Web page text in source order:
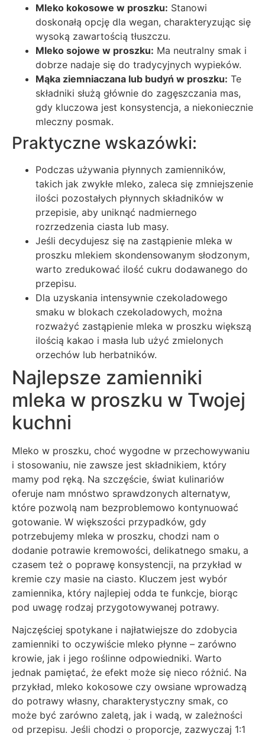
Mleko kokosowe w proszku: Stanowi
doskonałą opcję dla wegan, charakteryzując się
wysoką zawartością tłuszczu.
Mleko sojowe w proszku: Ma neutralny smak i
dobrze nadaje się do tradycyjnych wypieków.
Mąka ziemniaczana lub budyń w proszku: Te
składniki służą głównie do zagęszczania mas,
gdy kluczowa jest konsystencja, a niekoniecznie
mleczny posmak.
Praktyczne wskazówki:
Podczas używania płynnych zamienników,
takich jak zwykłe mleko, zaleca się zmniejszenie
ilości pozostałych płynnych składników w
przepisie, aby uniknąć nadmiernego
rozrzedzenia ciasta lub masy.
Jeśli decydujesz się na zastąpienie mleka w
proszku mlekiem skondensowanym słodzonym,
warto zredukować ilość cukru dodawanego do
przepisu.
Dla uzyskania intensywnie czekoladowego
smaku w blokach czekoladowych, można
rozważyć zastąpienie mleka w proszku większą
ilością kakao i masła lub użyć zmielonych
orzechów lub herbatników.
Najlepsze zamienniki
mleka w proszku w Twojej
kuchni
Mleko w proszku, choć wygodne w przechowywaniu
i stosowaniu, nie zawsze jest składnikiem, który
mamy pod ręką. Na szczęście, świat kulinariów
oferuje nam mnóstwo sprawdzonych alternatyw,
które pozwolą nam bezproblemowo kontynuować
gotowanie. W większości przypadków, gdy
potrzebujemy mleka w proszku, chodzi nam o
dodanie potrawie kremowości, delikatnego smaku, a
czasem też o poprawę konsystencji, na przykład w
kremie czy masie na ciasto. Kluczem jest wybór
zamiennika, który najlepiej odda te funkcje, biorąc
pod uwagę rodzaj przygotowywanej potrawy.
Najczęściej spotykane i najłatwiejsze do zdobycia
zamienniki to oczywiście mleko płynne – zarówno
krowie, jak i jego roślinne odpowiedniki. Warto
jednak pamiętać, że efekt może się nieco różnić. Na
przykład, mleko kokosowe czy owsiane wprowadzą
do potrawy własny, charakterystyczny smak, co
może być zarówno zaletą, jak i wadą, w zależności
od przepisu. Jeśli chodzi o proporcje, zazwyczaj 1:1